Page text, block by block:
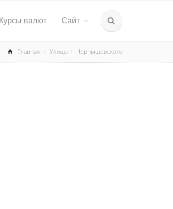
Курсы валют Сайт
Главная Улицы Чернышевского